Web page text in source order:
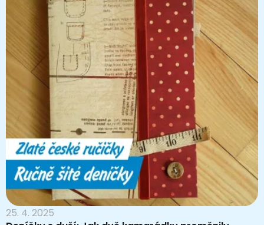
25. 4. 2025